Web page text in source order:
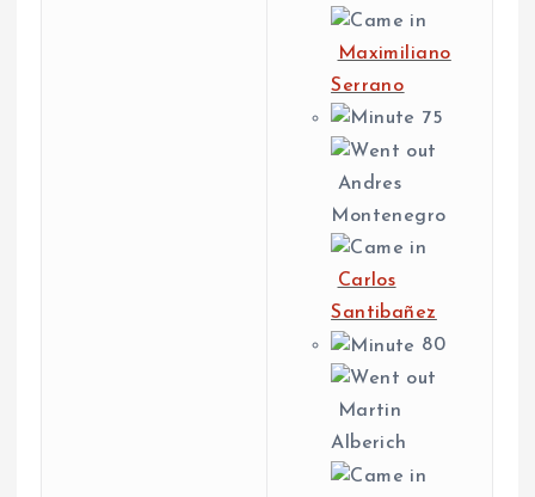
Maximiliano
Serrano
75
Andres
Montenegro
Carlos
Santibañez
80
Martin
Alberich